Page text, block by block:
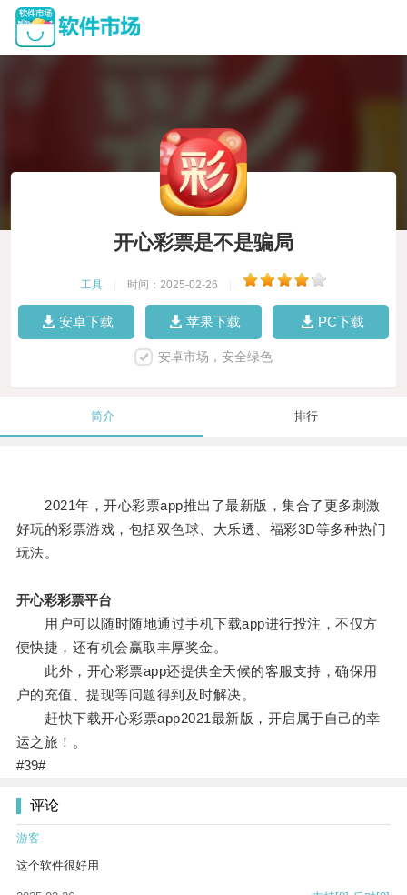
开心彩票是不是骗局
工具 时间：2025-02-26
安卓下载 苹果下载 PC下载
安卓市场，安全绿色
简介 排行
2021年，开心彩票app推出了最新版，集合了更多刺激
好玩的彩票游戏，包括双色球、大乐透、福彩3D等多种热门
玩法。
开心彩彩票平台
用户可以随时随地通过手机下载app进行投注，不仅方
便快捷，还有机会赢取丰厚奖金。
此外，开心彩票app还提供全天候的客服支持，确保用
户的充值、提现等问题得到及时解决。
赶快下载开心彩票app2021最新版，开启属于自己的幸
运之旅！。
#39#
评论
游客
这个软件很好用